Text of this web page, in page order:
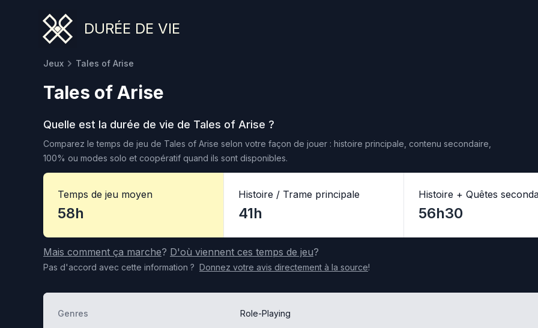
DURÉE DE VIE
Jeux Tales of Arise
Tales of Arise
Quelle est la durée de vie de Tales of Arise ?
Comparez le temps de jeu de Tales of Arise selon votre façon de jouer : histoire principale, contenu secondaire,
100% ou modes solo et coopératif quand ils sont disponibles.
Temps de jeu moyen
58h
Histoire / Trame principale
41h
Histoire + Quêtes
56h30
Mais comment ça marche? D'où viennent ces temps de jeu?
Pas d'accord avec cette information ? Donnez votre avis directement à la source!
Genres Role-Playing